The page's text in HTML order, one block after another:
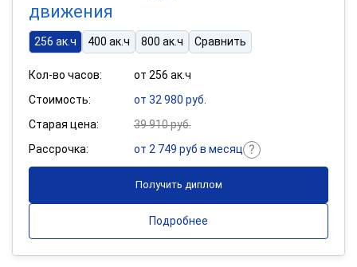
движения
256 ак.ч 400 ак.ч 800 ак.ч Сравнить
Кол-во часов:
от 256 ак.ч
Стоимость:
от 32 980 руб.
Старая цена:
39 910 руб.
Рассрочка:
от 2 749 руб в месяц
Получить диплом
Подробнее